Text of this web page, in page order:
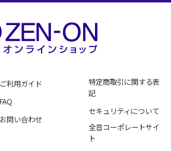
ご利用ガイド
FAQ
お問い合わせ
特定商取引に関する表
記
セキュリティについて
全音コーポレートサイ
ト